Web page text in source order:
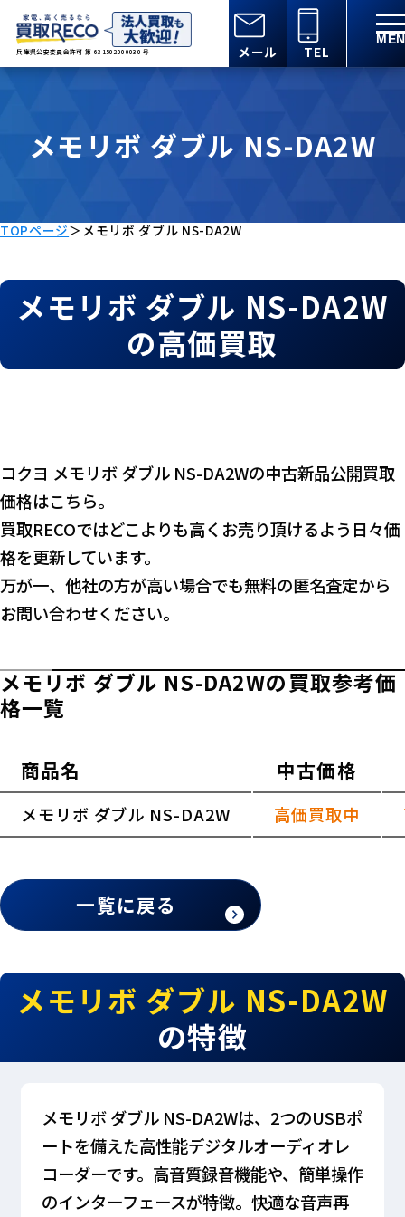
兵庫県公安委員会許可 第 631502000030 号 メール TEL
メモリボ ダブル NS-DA2W
TOPページ＞ メモリボ ダブル NS-DA2W
メモリボ ダブル NS-DA2W
の高価買取
コクヨ メモリボ ダブル NS-DA2Wの中古新品公開買取
価格はこちら。
買取RECOではどこよりも高くお売り頂けるよう日々価
格を更新しています。
万が一、他社の方が高い場合でも無料の匿名査定から
お問い合わせください。
メモリボ ダブル NS-DA2Wの買取参考価
格一覧
商品名 中古価格
メモリボ ダブル NS-DA2W 高価買取中
横スクロールできます
一覧に戻る
メモリボ ダブル NS-DA2W
の特徴
メモリボ ダブル NS-DA2Wは、2つのUSBポ
ートを備えた高性能デジタルオーディオレ
コーダーです。高音質録音機能や、簡単操作
のインターフェースが特徴。快適な音声再